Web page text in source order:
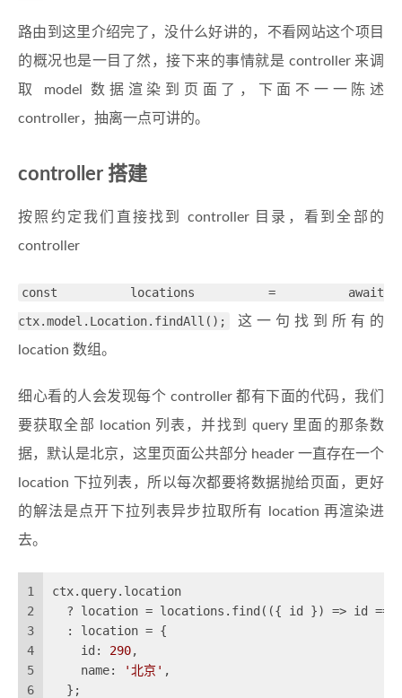
路由到这里介绍完了，没什么好讲的，不看网站这个项目
的概况也是一目了然，接下来的事情就是 controller 来调
取 model 数据渲染到页面了，下面不一一陈述
controller，抽离一点可讲的。
controller 搭建
按照约定我们直接找到 controller 目录，看到全部的
controller
const locations = await
ctx.model.Location.findAll();
这一句找到所有的
location 数组。
细心看的人会发现每个 controller 都有下面的代码，我们
要获取全部 location 列表，并找到 query 里面的那条数
据，默认是北京，这里页面公共部分 header 一直存在一个
location 下拉列表，所以每次都要将数据抛给页面，更好
的解法是点开下拉列表异步拉取所有 location 再渲染进
去。
1
2
3
4
5
6
ctx.query.location
  ? location = locations.find(
({ id }) => id
  : location = {
    id:
290,
    name:
'北京' ,
  };